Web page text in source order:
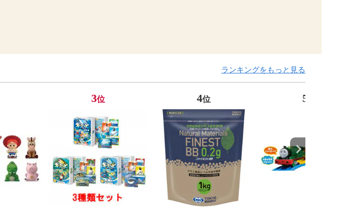
ランキングをもっと見る
3位 4位 5